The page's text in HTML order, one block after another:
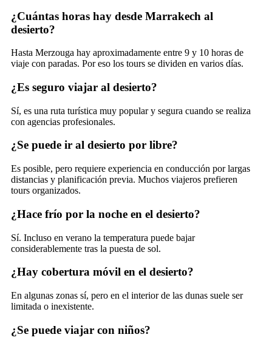
¿Cuántas horas hay desde Marrakech al
desierto?
Hasta Merzouga hay aproximadamente entre 9 y 10 horas de
viaje con paradas. Por eso los tours se dividen en varios días.
¿Es seguro viajar al desierto?
Sí, es una ruta turística muy popular y segura cuando se realiza
con agencias profesionales.
¿Se puede ir al desierto por libre?
Es posible, pero requiere experiencia en conducción por largas
distancias y planificación previa. Muchos viajeros prefieren
tours organizados.
¿Hace frío por la noche en el desierto?
Sí. Incluso en verano la temperatura puede bajar
considerablemente tras la puesta de sol.
¿Hay cobertura móvil en el desierto?
En algunas zonas sí, pero en el interior de las dunas suele ser
limitada o inexistente.
¿Se puede viajar con niños?